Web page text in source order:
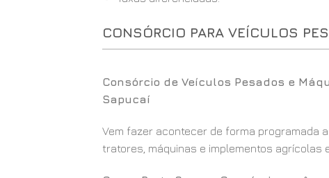
CONSÓRCIO PARA VEÍCULOS
Consórcio de Veículos Pesados e
Sapucaí
Vem fazer acontecer de forma programada
tratores, máquinas e implementos agrícolas